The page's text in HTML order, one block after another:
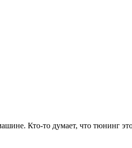
Кто-то думает, что тюнинг